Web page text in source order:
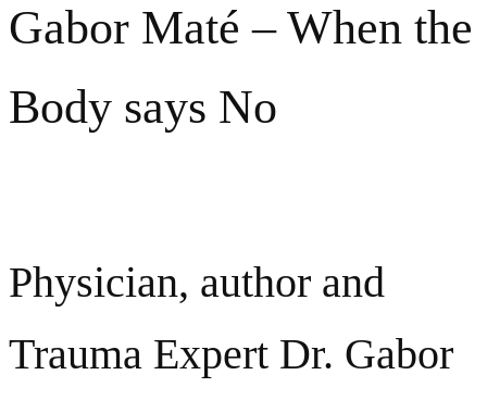
Gabor Maté – When the
Body says No
Physician, author and
Trauma Expert Dr. Gabor